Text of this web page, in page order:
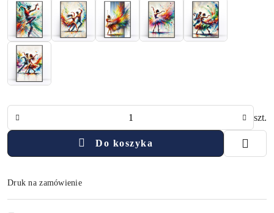
szt.
Do koszyka
Druk na zamówienie